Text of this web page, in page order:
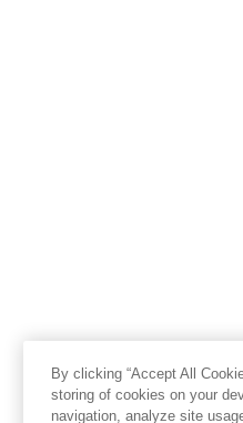
By clicking “Accept All
storing of cookies on your
navigation, analyze site